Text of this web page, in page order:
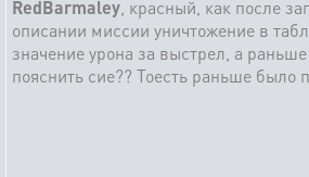
RedBarmaley , красный, как после
описании миссии уничтожение в
значение урона за выстрел, а
пояснить сие?? Тоесть раньше было